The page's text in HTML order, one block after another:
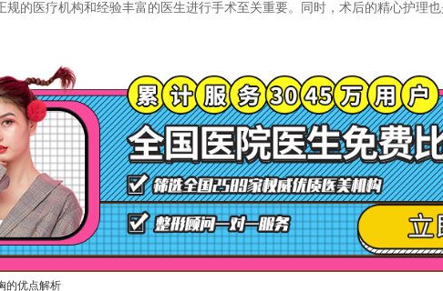
规的医疗机构和经验丰富的医生进行手术至关重要。同时，术后的精心护理也
的优点解析